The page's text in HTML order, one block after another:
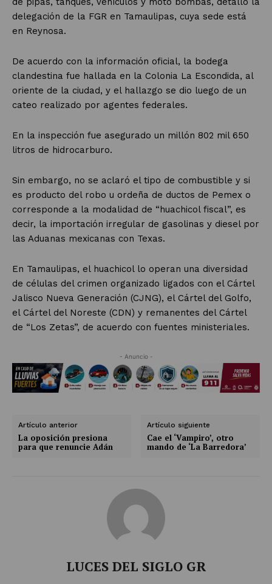
delegación de la FGR en Tamaulipas, cuya sede está
en Reynosa.
De acuerdo con la información oficial, la bodega
clandestina fue hallada en la Colonia La Escondida, al
oriente de la ciudad, y el hallazgo se dio luego de un
cateo realizado por agentes federales.
En la inspección fue asegurado un millón 802 mil 650
litros de hidrocarburo.
Sin embargo, no se aclaró el tipo de combustible y si
es producto del robo u ordeña de ductos de Pemex o
corresponde a la modalidad de “huachicol fiscal”, es
decir, la importación irregular de gasolinas y diesel por
las Aduanas mexicanas con Texas.
En Tamaulipas, el huachicol lo operan una diversidad
de células del crimen organizado ligados con el Cártel
Jalisco Nueva Generación (CJNG), el Cártel del Golfo,
el Cártel del Noreste (CDN) y remanentes del Cártel
de “Los Zetas”, de acuerdo con fuentes ministeriales.
- Anuncio -
Artículo anterior
La oposición presiona
para que renuncie Adán
Artículo siguiente
Cae el ‘Vampiro’, otro
mando de ‘La Barredora’
LUCES DEL SIGLO GR